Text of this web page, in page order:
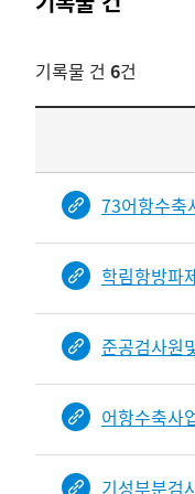
기록물 건 6건
목록
제목을
보여주는
표입니다.
bindDetail
부분공개도이제보임
73어항수축
학림항방파
준공검사원
어항수축사
기성부분검